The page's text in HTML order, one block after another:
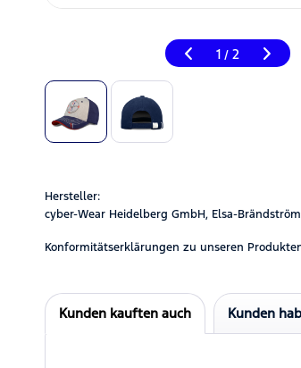
1 / 2
Hersteller:
cyber-Wear Heidelberg GmbH, Elsa-
Konformitätserklärungen zu unseren
Kunden kauften auch Kunden